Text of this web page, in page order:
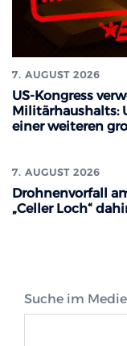
7. AUGUST 2026
US-Kongress
Militärhaushalts:
einer weiteren
7. AUGUST 2026
Drohnenvorfall
„Celler Loch“
Suche im